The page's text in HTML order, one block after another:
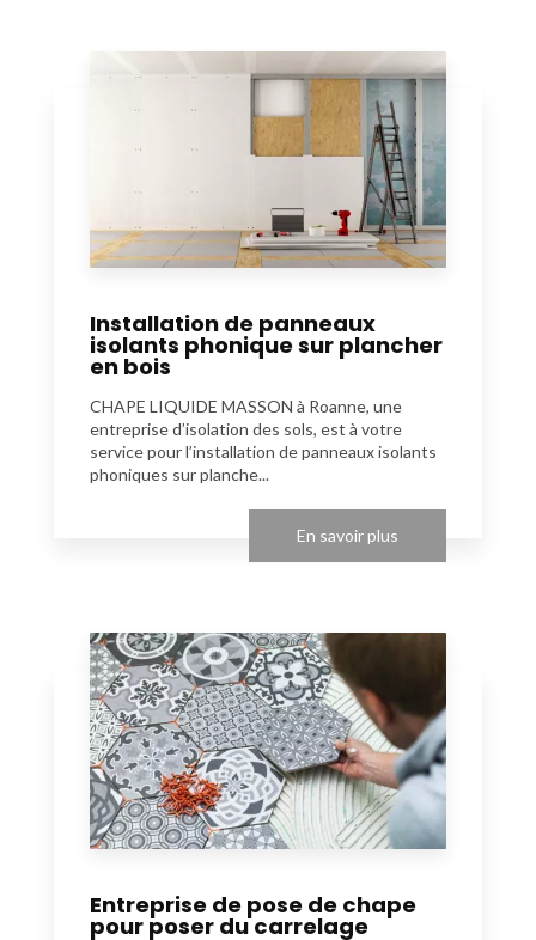
Installation de panneaux
isolants phonique sur plancher
en bois
CHAPE LIQUIDE MASSON à Roanne, une
entreprise d’isolation des sols, est à votre
service pour l’installation de panneaux isolants
phoniques sur planche...
En savoir plus
Entreprise de pose de chape
pour poser du carrelage